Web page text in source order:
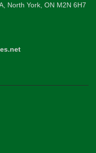
North York, ON M2N 6H7